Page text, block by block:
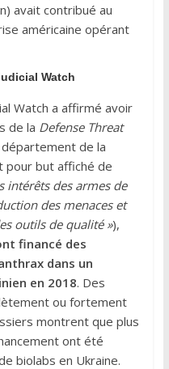
avait contribué au
américaine opérant
Watch
Watch a affirmé avoir
de la Defense Threat
de la
pour but affiché de
intérêts des armes de
des menaces et
outils de qualité »),
financé des
dans un
en 2018. Des
ou fortement
montrent que plus
ont été
biolabs en Ukraine.